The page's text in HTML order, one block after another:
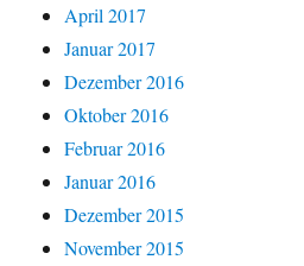
April 2017
Januar 2017
Dezember 2016
Oktober 2016
Februar 2016
Januar 2016
Dezember 2015
November 2015